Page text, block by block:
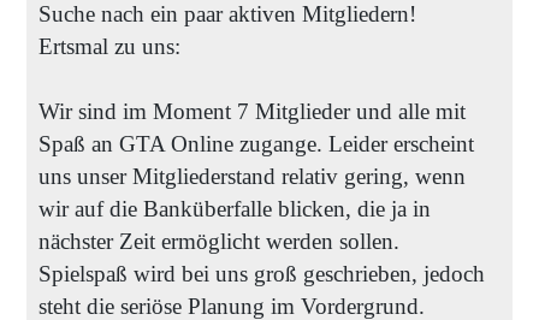
Suche nach ein paar aktiven Mitgliedern!
Ertsmal zu uns:
Wir sind im Moment 7 Mitglieder und alle mit
Spaß an GTA Online zugange. Leider erscheint
uns unser Mitgliederstand relativ gering, wenn
wir auf die Banküberfalle blicken, die ja in
nächster Zeit ermöglicht werden sollen.
Spielspaß wird bei uns groß geschrieben, jedoch
steht die seriöse Planung im Vordergrund.